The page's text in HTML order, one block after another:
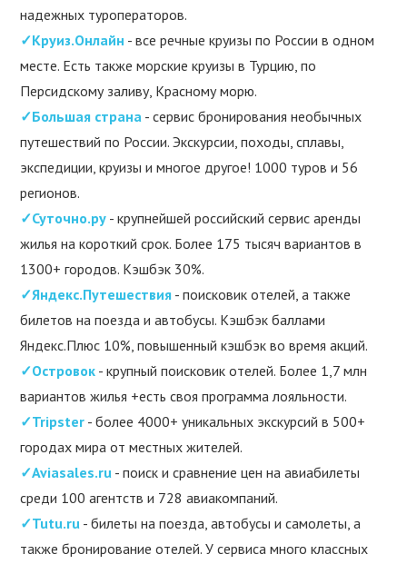
надежных туроператоров.
✓Круиз.Онлайн - все речные круизы по России в одном
месте. Есть также морские круизы в Турцию, по
Персидскому заливу, Красному морю.
✓Большая страна - сервис бронирования необычных
путешествий по России. Экскурсии, походы, сплавы,
экспедиции, круизы и многое другое! 1000 туров и 56
регионов.
✓Суточно.ру - крупнейшей российский сервис аренды
жилья на короткий срок. Более 175 тысяч вариантов в
1300+ городов. Кэшбэк 30%.
✓Яндекс.Путешествия - поисковик отелей, а также
билетов на поезда и автобусы. Кэшбэк баллами
Яндекс.Плюс 10%, повышенный кэшбэк во время акций.
✓Островок - крупный поисковик отелей. Более 1,7 млн
вариантов жилья +есть своя программа лояльности.
✓Tripster - более 4000+ уникальных экскурсий в 500+
городах мира от местных жителей.
✓Aviasales.ru - поиск и сравнение цен на авиабилеты
среди 100 агентств и 728 авиакомпаний.
✓Tutu.ru - билеты на поезда, автобусы и самолеты, а
также бронирование отелей. У сервиса много классных